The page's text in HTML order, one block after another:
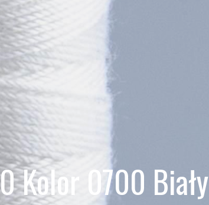
Kolor 0700 Biały